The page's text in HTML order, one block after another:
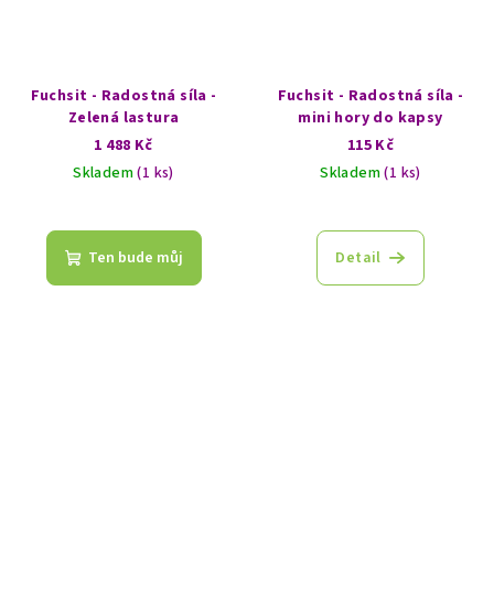
Fuchsit - Radostná síla -
Zelená lastura
1 488 Kč
Skladem(1 ks)
Ten bude můj
Fuchsit - Radostná síla -
mini hory do kapsy
115 Kč
Skladem(1 ks)
Detail